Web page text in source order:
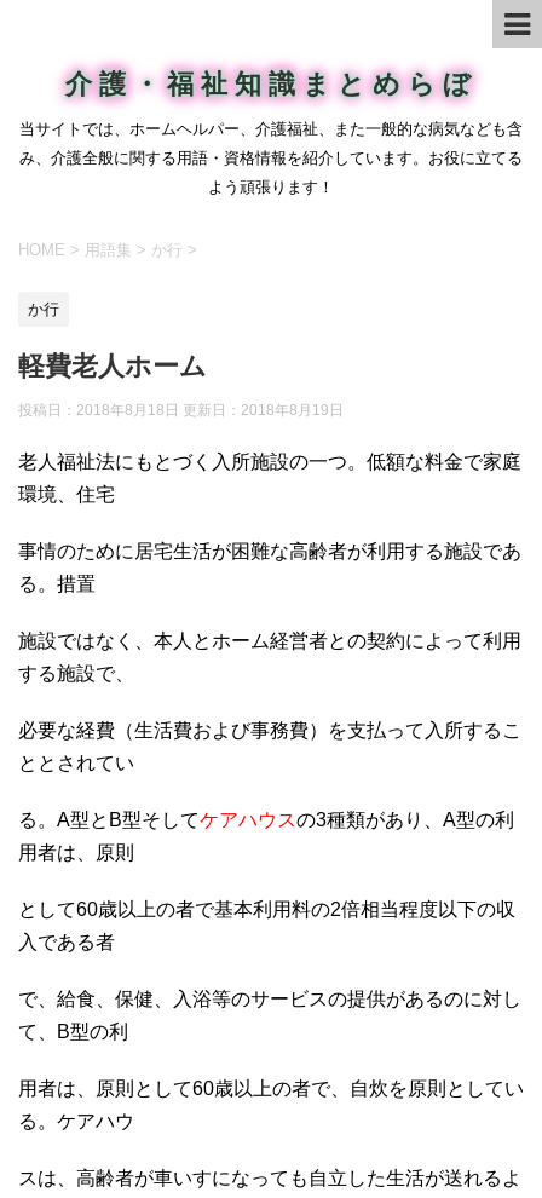
介護・福祉知識まとめらぼ
当サイトでは、ホームヘルパー、介護福祉、また一般的な病気なども含
み、介護全般に関する用語・資格情報を紹介しています。お役に立てる
よう頑張ります！
HOME > 用語集 > か行 >
か行
軽費老人ホーム
投稿日：2018年8月18日 更新日： 2018年8月19日
老人福祉法にもとづく入所施設の一つ。低額な料金で家庭
環境、住宅
事情のために居宅生活が困難な高齢者が利用する施設であ
る。措置
施設ではなく、本人とホーム経営者との契約によって利用
する施設で、
必要な経費（生活費および事務費）を支払って入所するこ
ととされてい
る。A型とB型そしてケアハウスの3種類があり、A型の利
用者は、原則
として60歳以上の者で基本利用料の2倍相当程度以下の収
入である者
で、給食、保健、入浴等のサービスの提供があるのに対し
て、B型の利
用者は、原則として60歳以上の者で、自炊を原則としてい
る。ケアハウ
スは、高齢者が車いすになっても自立した生活が送れるよ